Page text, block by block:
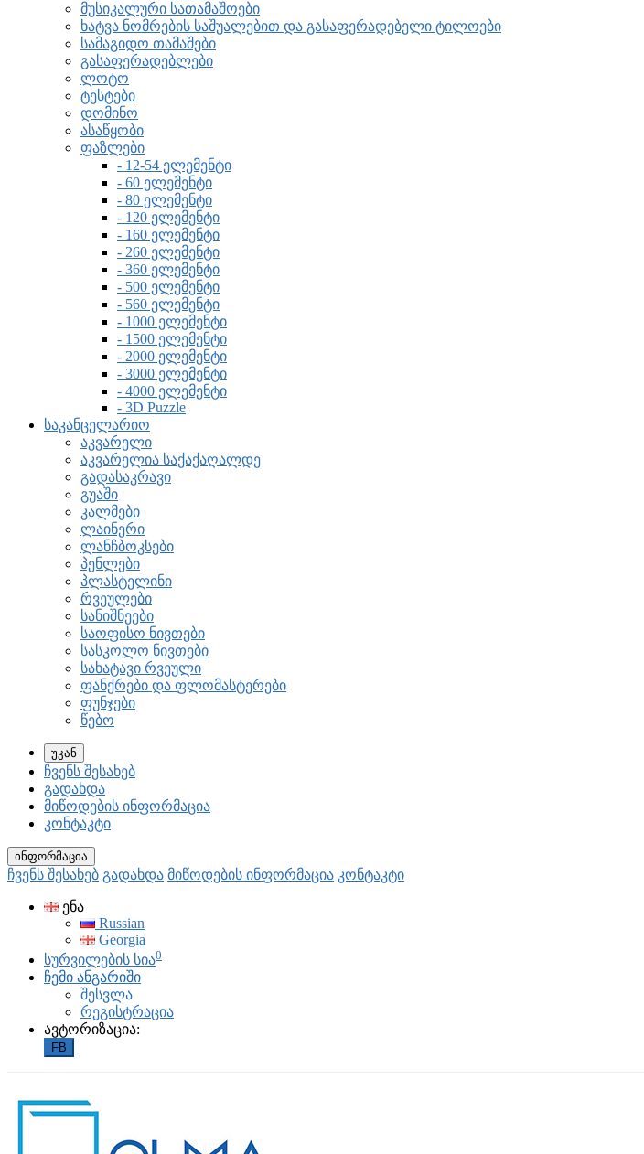
მუსიკალური სათამაშოები
ხატვა ნომრების საშუალებით და გასაფერადებელი ტილოები
სამაგიდო თამაშები
გასაფერადებლები
ლოტო
ტესტები
დომინო
ასაწყობი
ფაზლები
- 12-54 ელემენტი
- 60 ელემენტი
- 80 ელემენტი
- 120 ელემენტი
- 160 ელემენტი
- 260 ელემენტი
- 360 ელემენტი
- 500 ელემენტი
- 560 ელემენტი
- 1000 ელემენტი
- 1500 ელემენტი
- 2000 ელემენტი
- 3000 ელემენტი
- 4000 ელემენტი
- 3D Puzzle
საკანცელარიო
აკვარელი
აკვარელია საქაქაღალდე
გადასაკრავი
გუაში
კალმები
ლაინერი
ლანჩბოკსები
პენლები
პლასტელინი
რვეულები
სანიშნეები
საოფისო ნივთები
სასკოლო ნივთები
სახატავი რვეული
ფანქრები და ფლომასტერები
ფუნჯები
წებო
უკან
ჩვენს შესახებ
გადახდა
მიწოდების ინფორმაცია
კონტაკტი
ინფორმაცია
ჩვენს შესახებ გადახდა მიწოდების ინფორმაცია კონტაკტი
ენა
Russian
Georgia
სურვილების სია0
ჩემი ანგარიში
შესვლა
რეგისტრაცია
ავტორიზაცია:
FB